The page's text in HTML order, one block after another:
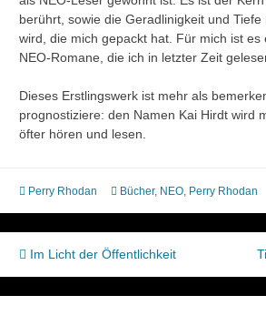
berührt, sowie die Geradlinigkeit und
wird, die mich gepackt hat. Für mich ist es
NEO-Romane, die ich in letzter Zeit
Dieses Erstlingswerk ist mehr als
prognostiziere: den Namen Kai Hirdt wird
öfter hören und lesen.
Perry Rhodan Bücher, NEO, Perry Rhodan
Beitragsnavigation
Im Licht der Öffentlichkeit